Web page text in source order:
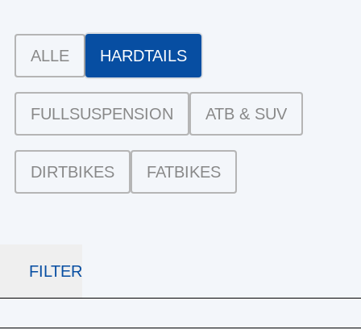
ALLE HARDTAILS
FULLSUSPENSION ATB & SUV
DIRTBIKES FATBIKES
FILTER